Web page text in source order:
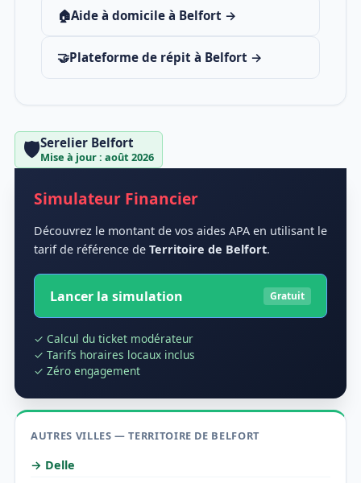
🏠Aide à domicile à Belfort →
🤝Plateforme de répit à Belfort →
🛡️Serelier Belfort
Mise à jour : août 2026
Simulateur Financier
Découvrez le montant de vos aides APA en utilisant le
tarif de référence de Territoire de Belfort.
Lancer la simulation Gratuit
✓ Calcul du ticket modérateur
✓ Tarifs horaires locaux inclus
✓ Zéro engagement
AUTRES VILLES — TERRITOIRE DE BELFORT
→ Delle